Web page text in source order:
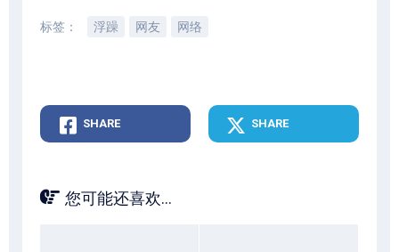
标签： 浮躁 网友 网络
SHARE SHARE
您可能还喜欢...